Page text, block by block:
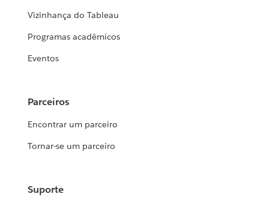
Vizinhança do Tableau
Programas acadêmicos
Eventos
Parceiros
Encontrar um parceiro
Tornar-se um parceiro
Suporte